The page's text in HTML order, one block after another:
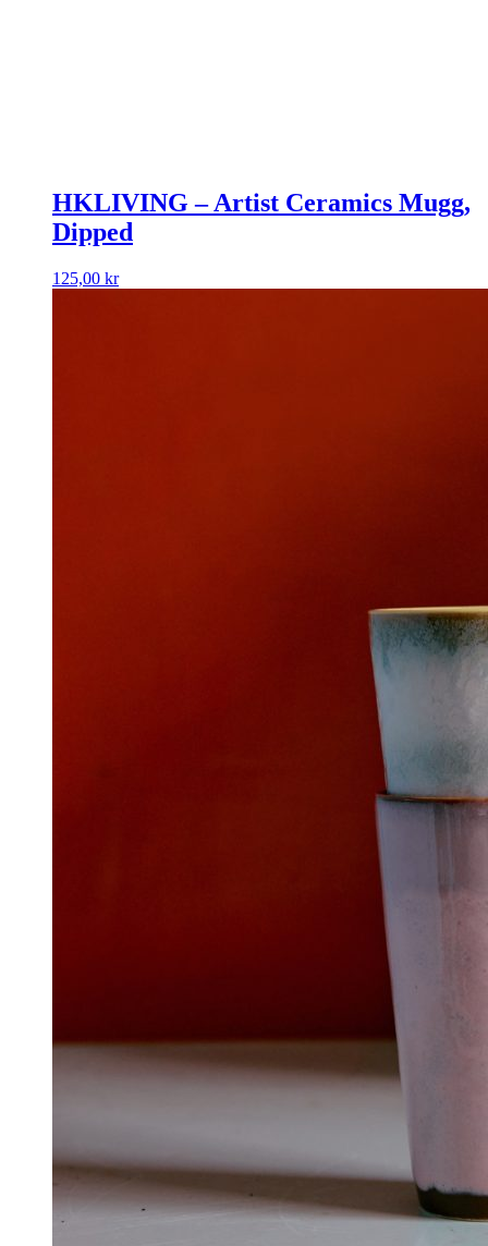
HKLIVING – Artist Ceramics Mugg,
Dipped
125,00 kr